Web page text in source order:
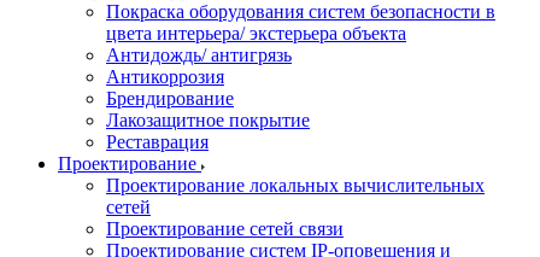
Покраска оборудования систем безопасности в
цвета интерьера/ экстерьера объекта
Антидождь/ антигрязь
Антикоррозия
Брендирование
Лакозащитное покрытие
Реставрация
Проектирование
Проектирование локальных вычислительных
сетей
Проектирование сетей связи
Проектирование систем IP-оповещения и